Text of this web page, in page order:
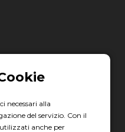
necessari alla
del servizio. Con il
anche per